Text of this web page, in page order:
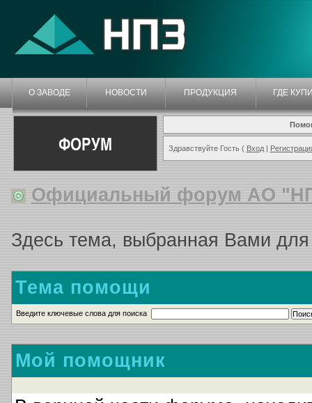
О ЗАВОДЕ НОВОСТИ ПРОДУКЦИЯ ГДЕ
ФОРУМ Здравствуйте Гость ( Вход|
Официальный форум АО
Здесь тема, выбранная Вами
Тема помощи
Введите ключевые слова для поиска
Мой помощник